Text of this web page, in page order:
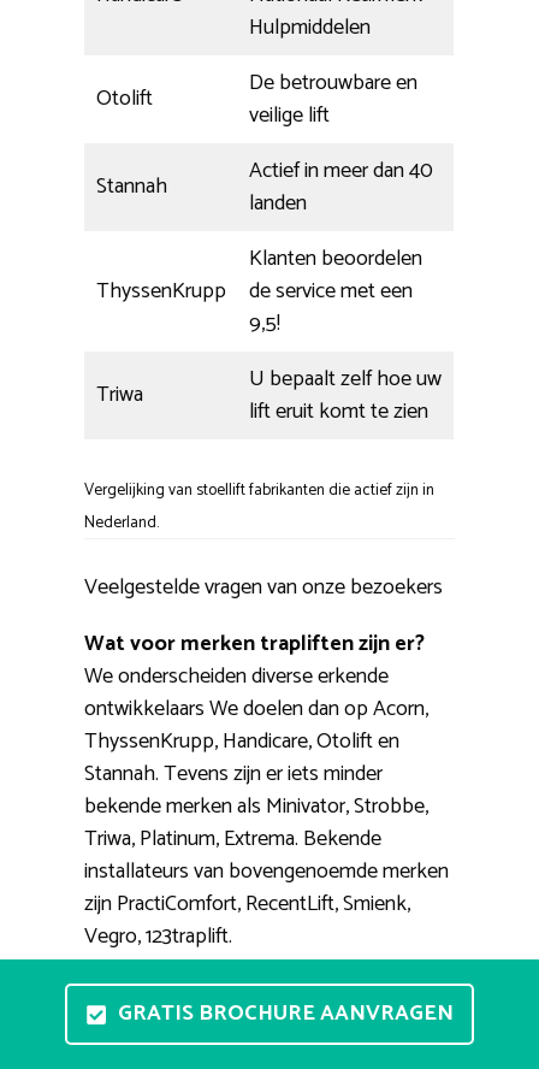
Hulpmiddelen
Otolift
De betrouwbare en
veilige lift
Stannah
Actief in meer dan 40
landen
ThyssenKrupp
Klanten beoordelen
de service met een
9,5!
Triwa
U bepaalt zelf hoe uw
lift eruit komt te zien
Vergelijking van stoellift fabrikanten die actief zijn in
Nederland.
Veelgestelde vragen van onze bezoekers
Wat voor merken trapliften zijn er?
We onderscheiden diverse erkende
ontwikkelaars We doelen dan op Acorn,
ThyssenKrupp, Handicare, Otolift en
Stannah. Tevens zijn er iets minder
bekende merken als Minivator, Strobbe,
Triwa, Platinum, Extrema. Bekende
installateurs van bovengenoemde merken
zijn PractiComfort, RecentLift, Smienk,
Vegro, 123traplift.
Kan ik ergens een traplift proberen?
In uw eigen omgeving een stoellift
GRATIS BROCHURE AANVRAGEN